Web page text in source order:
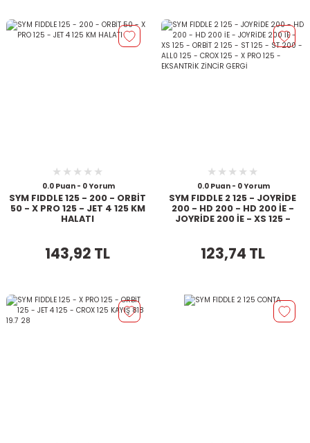
0.0 Puan - 0 Yorum
SYM FIDDLE 125 - 200 - ORBİT
50 - X PRO 125 - JET 4 125 KM
HALATI
143,92 TL
0.0 Puan - 0 Yorum
SYM FIDDLE 2 125 - JOYRİDE
200 - HD 200 - HD 200 İE -
JOYRİDE 200 İE - XS 125 -
125 - EKSANTRİK ZİNCİR
GERGİ
123,74 TL